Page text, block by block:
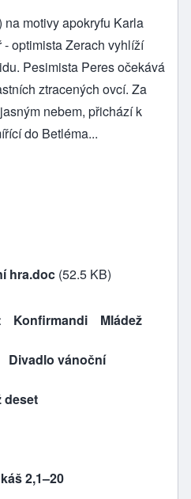
na motivy apokryfu Karla
optimista Zerach vyhlíží
Pesimista Peres očekává
ztracených ovcí. Za
nebem, přichází k
do Betléma...
hra.doc (52.5 KB)
Konfirmandi Mládež
Divadlo vánoční
deset
2,1–20